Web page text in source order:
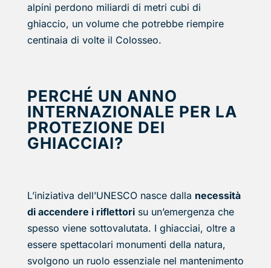
alpini perdono miliardi di metri cubi di
ghiaccio, un volume che potrebbe riempire
centinaia di volte il Colosseo.
PERCHÉ UN ANNO
INTERNAZIONALE PER LA
PROTEZIONE DEI
GHIACCIAI?
L’iniziativa dell’UNESCO nasce dalla necessità
di accendere i riflettorisu un’emergenza che
spesso viene sottovalutata. I ghiacciai, oltre a
essere spettacolari monumenti della natura,
svolgono un ruolo essenziale nel mantenimento